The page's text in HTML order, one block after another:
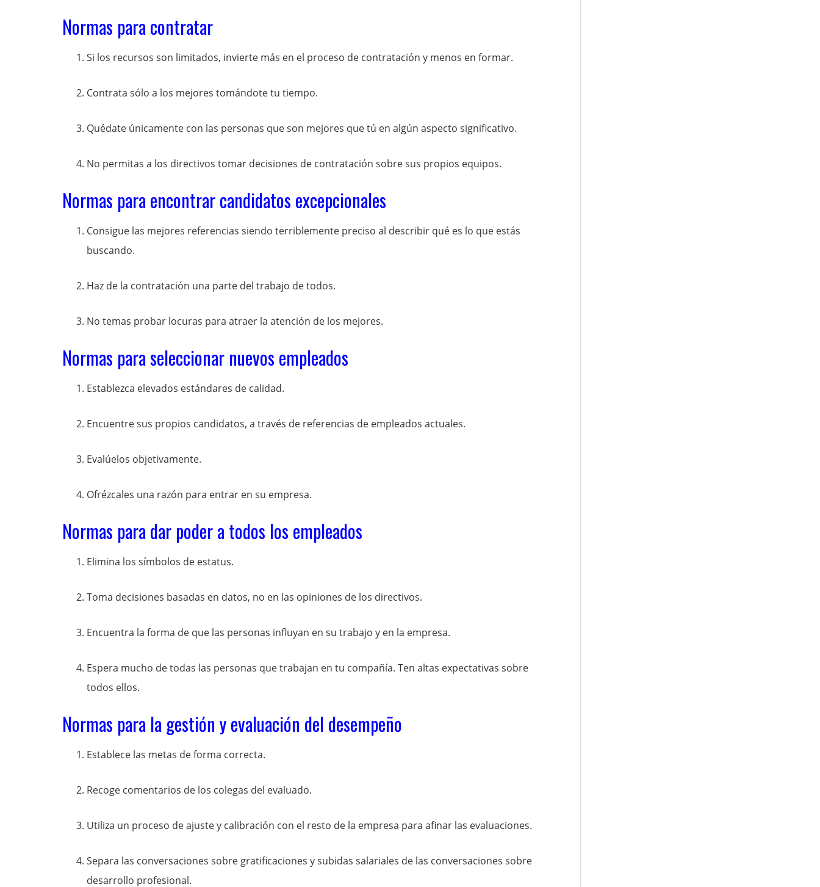
Normas para contratar
Si los recursos son limitados, invierte más en el proceso de contratación y menos en formar.
Contrata sólo a los mejores tomándote tu tiempo.
Quédate únicamente con las personas que son mejores que tú en algún aspecto significativo.
No permitas a los directivos tomar decisiones de contratación sobre sus propios equipos.
Normas para encontrar candidatos excepcionales
Consigue las mejores referencias siendo terriblemente preciso al describir qué es lo que estás
buscando.
Haz de la contratación una parte del trabajo de todos.
No temas probar locuras para atraer la atención de los mejores.
Normas para seleccionar nuevos empleados
Establezca elevados estándares de calidad.
Encuentre sus propios candidatos, a través de referencias de empleados actuales.
Evalúelos objetivamente.
Ofrézcales una razón para entrar en su empresa.
Normas para dar poder a todos los empleados
Elimina los símbolos de estatus.
Toma decisiones basadas en datos, no en las opiniones de los directivos.
Encuentra la forma de que las personas influyan en su trabajo y en la empresa.
Espera mucho de todas las personas que trabajan en tu compañía. Ten altas expectativas sobre
todos ellos.
Normas para la gestión y evaluación del desempeño
Establece las metas de forma correcta.
Recoge comentarios de los colegas del evaluado.
Utiliza un proceso de ajuste y calibración con el resto de la empresa para afinar las evaluaciones.
Separa las conversaciones sobre gratificaciones y subidas salariales de las conversaciones sobre
desarrollo profesional.